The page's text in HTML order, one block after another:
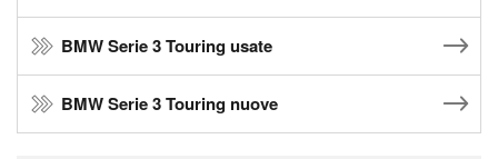
BMW Serie 3 Touring usate
BMW Serie 3 Touring nuove